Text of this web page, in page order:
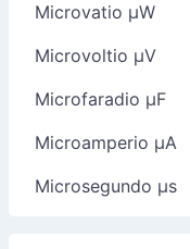
Microvatio µW
Microvoltio µV
Microfaradio µF
Microamperio µA
Microsegundo µs